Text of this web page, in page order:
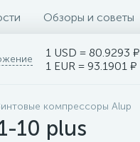
Обзоры и советы
1 USD = 80.9293 ₽
1 EUR = 93.1901 ₽
компрессоры Alup
10 plus